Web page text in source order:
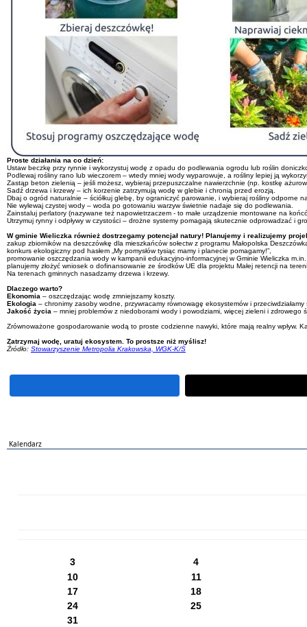
Proste działania na co dzień:
Ustaw beczkę przy rynnie i wykorzystuj wodę z opadu do podlewania ogrodu lub roślin
Podlewaj rośliny rano lub wieczorem – wtedy mniej wody wyparowuje, a rośliny lepiej ją
Zastąp beton zielenią – jeśli możesz, wybieraj przepuszczalne nawierzchnie (np. kostkę
Sadź drzewa i krzewy – ich korzenie zatrzymują wodę w glebie i chronią przed erozją.
Dbaj o ogród naturalnie – ściółkuj glebę, by ograniczyć parowanie, i wybieraj rośliny odporne
Nie wylewaj czystej wody – woda po gotowaniu warzyw świetnie nadaje się do podlewania.
Zainstaluj perlatory (nazywane też napowietrzaczem - to małe urządzenie montowane na
Utrzymuj rynny i odpływy w czystości – drożne systemy pomagają skutecznie odprowadzać i
W gminie Wieliczka również dostrzegamy potencjał natury! Planujemy i realizujemy
zakup zbiorników na deszczówkę dla mieszkańców sołectw z programu Małopolska
konkurs ekologiczny pod hasłem „My pomysłów tysiąc mamy i planecie pomagamy!”,
promowanie oszczędzania wody w kampanii edukacyjno-informacyjnej w Gminie Wieliczka
planujemy złożyć wniosek o dofinansowanie ze środków UE dla projektu Małej retencji na
Na terenach gminnych nasadzamy drzewa i krzewy.
Dlaczego warto?
Ekonomia – oszczędzając wodę zmniejszamy koszty.
Ekologia – chronimy zasoby wodne, przywracamy równowagę ekosystemów i przeciwdziałamy
Jakość życia – mniej problemów z niedoborami wody i powodziami, więcej zieleni i zdrowego
Zrównoważone gospodarowanie wodą to proste codzienne nawyki, które mają realny wpływ.
Zatrzymaj wodę, uratuj ekosystem. To prostsze niż myślisz!
Źródło: Stowarzyszenie Metropolia Krakowska, WGK-K/Ś
Kalendarz
3
4
10
11
17
18
24
25
31